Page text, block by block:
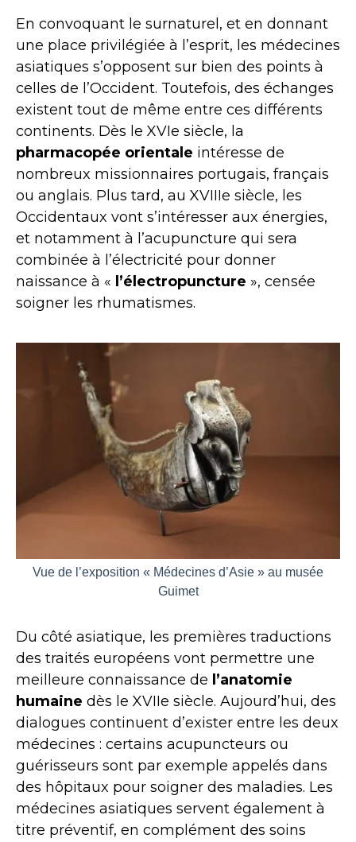
En convoquant le surnaturel, et en donnant
une place privilégiée à l’esprit, les médecines
asiatiques s’opposent sur bien des points à
celles de l’Occident. Toutefois, des échanges
existent tout de même entre ces différents
continents. Dès le XVIe siècle, la
pharmacopée orientale intéresse de
nombreux missionnaires portugais, français
ou anglais. Plus tard, au XVIIIe siècle, les
Occidentaux vont s’intéresser aux énergies,
et notamment à l’acupuncture qui sera
combinée à l’électricité pour donner
naissance à « l’électropuncture », censée
soigner les rhumatismes.
Vue de l’exposition « Médecines d’Asie » au musée
Guimet
Du côté asiatique, les premières traductions
des traités européens vont permettre une
meilleure connaissance de l’anatomie
humaine dès le XVIIe siècle. Aujourd’hui, des
dialogues continuent d’exister entre les deux
médecines : certains acupuncteurs ou
guérisseurs sont par exemple appelés dans
des hôpitaux pour soigner des maladies. Les
médecines asiatiques servent également à
titre préventif, en complément des soins